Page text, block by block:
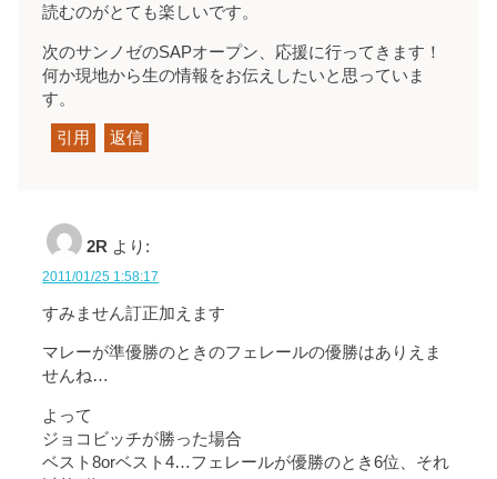
読むのがとても楽しいです。
次のサンノゼのSAPオープン、応援に行ってきます！
何か現地から生の情報をお伝えしたいと思っていま
す。
引用 返信
2R より:
2011/01/25 1:58:17
すみません訂正加えます
マレーが準優勝のときのフェレールの優勝はありえま
せんね…
よって
ジョコビッチが勝った場合
ベスト8orベスト4…フェレールが優勝のとき6位、それ